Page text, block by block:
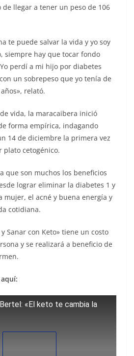
de llegar a tener un peso de 106
te puede salvar la vida y yo soy
siempre hay que tocar fondo
perdí a mi hijo por diabetes
un sobrepeso que yo tenía de
relató.
vida, la maracaibera inició
forma empírica, indagando
14 de diciembre la primera vez
cetogénico.
que son muchos los beneficios
lograr eliminar la diabetes 1 y
mujer, el acné y buena energía y
cotidiana.
Sanar con Keto» tiene un costo
y se realizará a beneficio de
«El keto te cambia la